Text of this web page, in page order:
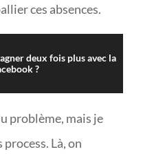
ces absences.
deux fois plus avec la
?
problème, mais je
Là, on